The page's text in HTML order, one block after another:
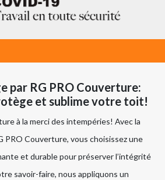
par RG PRO Couverture:
et sublime votre toit!
à la merci des intempéries! Avec la
PRO Couverture, vous choisissez une
et durable pour préserver l’intégrité
savoir-faire, nous appliquons un